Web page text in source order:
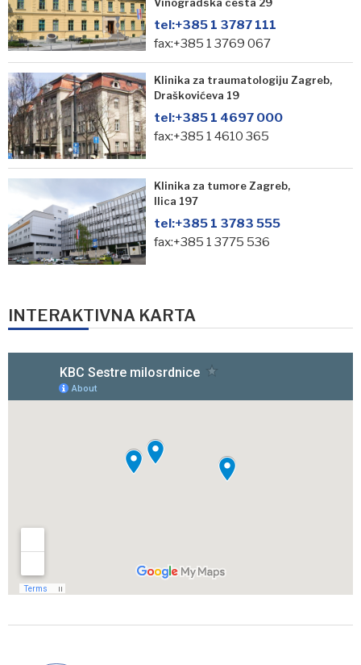
Vinogradska cesta 29
tel:+385 1 3787 111
fax:+385 1 3769 067
Klinika za traumatologiju Zagreb,
Draškovićeva 19
tel:+385 1 4697 000
fax:+385 1 4610 365
Klinika za tumore Zagreb,
Ilica 197
tel:+385 1 3783 555
fax:+385 1 3775 536
INTERAKTIVNA KARTA